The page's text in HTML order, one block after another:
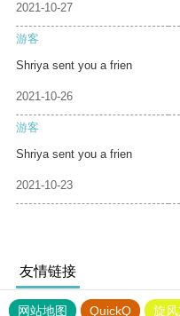
2021-10-27
游客
Shriya sent you a frien
2021-10-26
游客
Shriya sent you a frien
2021-10-23
友情链接
网站地图 QuickQ 旋